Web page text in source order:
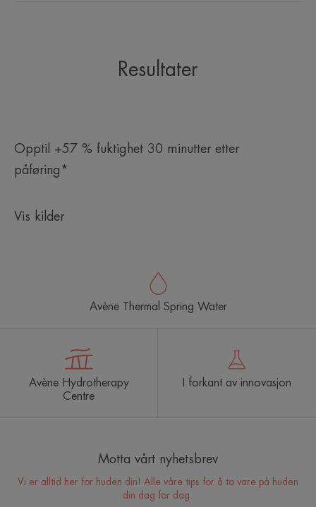
Resultater
Opptil +57 % fuktighet 30 minutter etter
påføring*
Vis kilder
Avène Thermal Spring Water
Avène Hydrotherapy
Centre
I forkant av innovasjon
Motta vårt nyhetsbrev
Vi er alltid her for huden din! Alle våre tips for å ta vare på huden
din dag for dag.